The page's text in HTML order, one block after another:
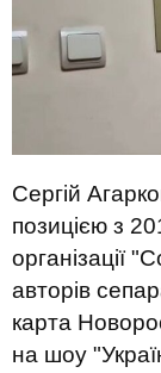
Сергій
позицією з
організації
авторів
карта
на шоу